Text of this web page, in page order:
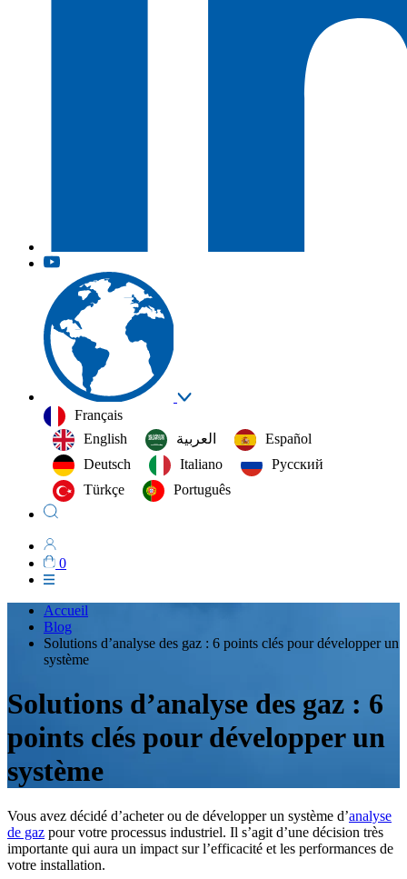
Français
English
العربية‏
Español
Deutsch
Italiano
Русский
Türkçe
Português
0
Accueil
Blog
Solutions d’analyse des gaz : 6 points clés pour développer un
système
Solutions d’analyse des gaz : 6
points clés pour développer un
système
Vous avez décidé d’acheter ou de développer un système d’analyse
de gaz pour votre processus industriel. Il s’agit d’une décision très
importante qui aura un impact sur l’efficacité et les performances de
votre installation.